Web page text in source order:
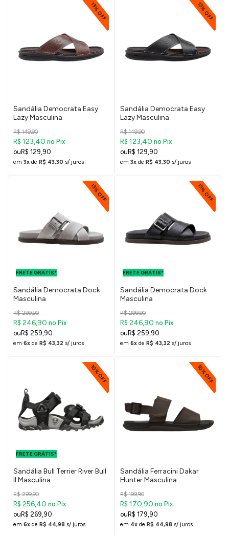
13% OFF
Sandália Democrata Easy
Lazy Masculina
R$ 149,90
R$ 123,40 no Pix
R$ 129,90
em 3x de R$ 43,30 s/ juros
13% OFF
Sandália Democrata Easy
Lazy Masculina
R$ 149,90
R$ 123,40 no Pix
R$ 129,90
em 3x de R$ 43,30 s/ juros
13% OFF
FRETE GRÁTIS*
Sandália Democrata Dock
Masculina
R$ 299,90
R$ 246,90 no Pix
R$ 259,90
em 6x de R$ 43,32 s/ juros
13% OFF
FRETE GRÁTIS*
Sandália Democrata Dock
Masculina
R$ 299,90
R$ 246,90 no Pix
R$ 259,90
em 6x de R$ 43,32 s/ juros
10% OFF
FRETE GRÁTIS*
Sandália Bull Terrier River Bull
II Masculina
R$ 299,90
R$ 256,40 no Pix
R$ 269,90
em 6x de R$ 44,98 s/ juros
10% OFF
Sandália Ferracini Dakar
Hunter Masculina
R$ 199,90
R$ 170,90 no Pix
R$ 179,90
em 4x de R$ 44,98 s/ juros